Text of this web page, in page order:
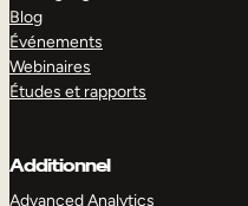
Blog
Événements
Webinaires
Études et rapports
Additionnel
Advanced Analytics